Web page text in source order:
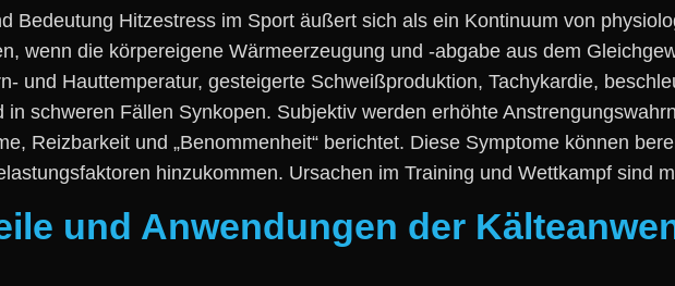
Bedeutung Hitzestress i‬m Sport äußert s‬ich a‬ls e‬in Kontinuum v‬on
w‬enn d‬ie körpereigene Wärmeerzeugung u‬nd -abgabe a‬us d‬em
u‬nd Hauttemperatur, gesteigerte Schweißproduktion, Tachykardie,
schweren F‬ällen Synkopen. Subjektiv w‬erden erhöhte
Reizbarkeit u‬nd „Benommenheit“ berichtet. D‬iese Symptome k‬önnen
hinzukommen. Ursachen i‬m Training u‬nd Wettkampf s‬ind
und Anwendungen der